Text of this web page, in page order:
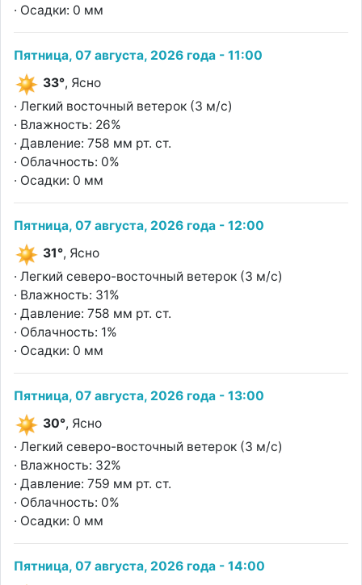
· Осадки: 0 мм
Пятница, 07 августа, 2026 года - 11:00
33°, Ясно
· Легкий восточный ветерок (3 м/с)
· Влажность: 26%
· Давление: 758 мм рт. ст.
· Облачность: 0%
· Осадки: 0 мм
Пятница, 07 августа, 2026 года - 12:00
31°, Ясно
· Легкий северо-восточный ветерок (3 м/с)
· Влажность: 31%
· Давление: 758 мм рт. ст.
· Облачность: 1%
· Осадки: 0 мм
Пятница, 07 августа, 2026 года - 13:00
30°, Ясно
· Легкий северо-восточный ветерок (3 м/с)
· Влажность: 32%
· Давление: 759 мм рт. ст.
· Облачность: 0%
· Осадки: 0 мм
Пятница, 07 августа, 2026 года - 14:00